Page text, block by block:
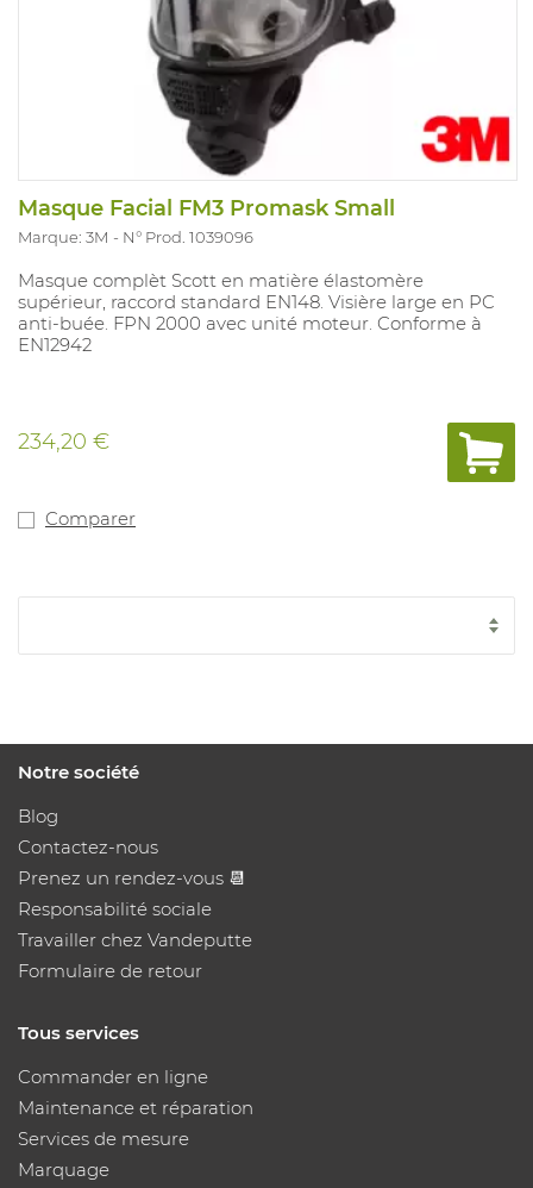
Masque Facial FM3 Promask Small
Marque: 3M N° Prod. 1039096
Masque complèt Scott en matière élastomère
supérieur, raccord standard EN148. Visière large en PC
anti-buée. FPN 2000 avec unité moteur. Conforme à
EN12942
234,20 €
Comparer
Notre société
Blog
Contactez-nous
Prenez un rendez-vous 📆
Responsabilité sociale
Travailler chez Vandeputte
Formulaire de retour
Tous services
Commander en ligne
Maintenance et réparation
Services de mesure
Marquage